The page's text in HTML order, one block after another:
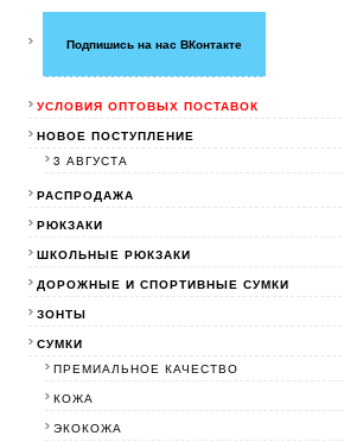
Подпишись на нас ВКонтакте
УСЛОВИЯ ОПТОВЫХ ПОСТАВОК
НОВОЕ ПОСТУПЛЕНИЕ
3 АВГУСТА
РАСПРОДАЖА
РЮКЗАКИ
ШКОЛЬНЫЕ РЮКЗАКИ
ДОРОЖНЫЕ И СПОРТИВНЫЕ СУМКИ
ЗОНТЫ
СУМКИ
ПРЕМИАЛЬНОЕ КАЧЕСТВО
КОЖА
ЭКОКОЖА